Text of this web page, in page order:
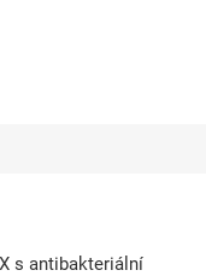
s antibakteriální